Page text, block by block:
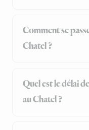
Comment se
Chatel ?
Quel est le délai
au Chatel ?